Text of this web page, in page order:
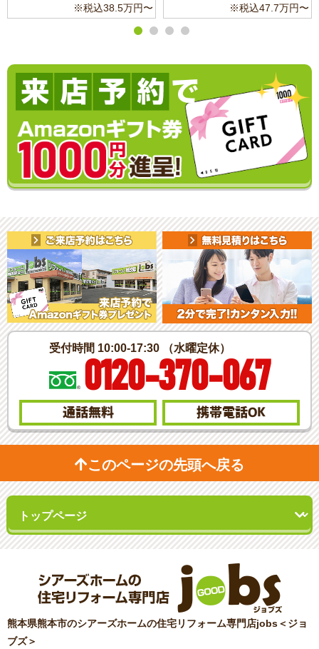
※税込47.7万円〜 ※税込11.3万円〜
受付時間 10:00-17:30 （水曜定休）
0120-370-067
通話無料 携帯電話OK
このページの先頭へ戻る
熊本県熊本市のシアーズホームの住宅リフォーム専門店jobs＜ジョ
ブズ＞